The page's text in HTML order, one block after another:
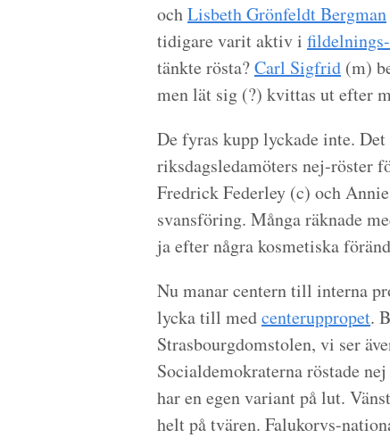
ochLisbeth Grönfeldt Bergman
tidigare varit aktiv i
tänkte rösta?Carl Sigfrid (m)
men lät sig (?) kvittas ut efter
De fyras kupp lyckade inte.
riksdagsledamöters nej-röster
Fredrick Federley (c) och
svansföring. Många räknade
ja efter några kosmetiska
Nu manar centern till interna
lycka till medcenteruppropet.
Strasbourgdomstolen, vi ser
Socialdemokraterna röstade
har en egen variant på lut.
helt på tvären. Falukorvs-